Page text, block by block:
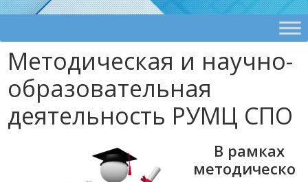
Методическая и научно-
образовательная
деятельность РУМЦ СПО
В рамках
методическо